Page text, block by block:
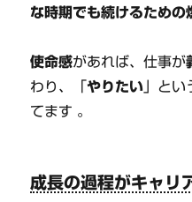
な時期でも続けるための
使命感があれば、仕事が
わり、「やりたい 」とい
てます 。
成長の過程がキャリ